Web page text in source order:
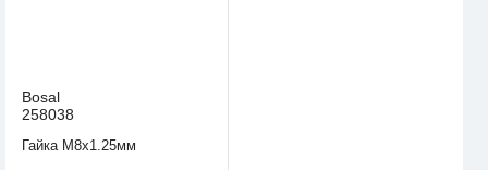
Bosal
258038
Гайка М8x1.25мм